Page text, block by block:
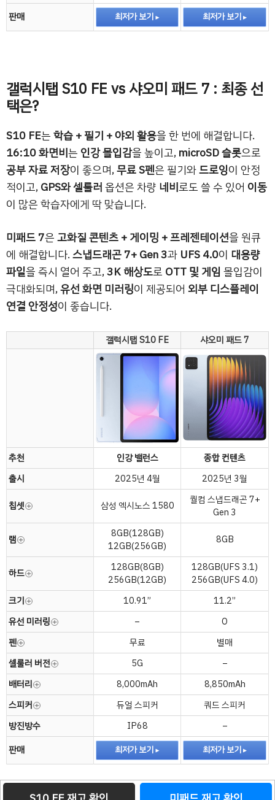
판매
최저가 보기 최저가 보기
갤럭시탭 S10 FE vs 샤오미 패드 7 : 최종 선
택은?
S10 FE는학습 + 필기 + 야외 활용을 한 번에 해결합니다.
16:10 화면비는 인강 몰입감을 높이고,microSD 슬롯으로
공부 자료 저장이 좋으며,무료 S펜은 필기와드로잉이 안정
적이고,GPS와 셀룰러옵션은 차량 네비로도 쓸 수 있어 이동
이 많은 학습자에게 딱 맞습니다.
미패드 7은고화질 콘텐츠 + 게이밍 + 프레젠테이션을 원큐
에 해결합니다.스냅드래곤 7+ Gen 3과 UFS 4.0이 대용량
파일을 즉시 열어 주고,3K 해상도로 OTT 및 게임 몰입감이
극대화되며,유선 화면 미러링이 제공되어 외부 디스플레이
연결 안정성이 좋습니다.
갤럭시탭 S10 FE 샤오미 패드 7
추천 인강 밸런스
종합 컨텐츠
출시
2025년 4월
2025년 3월
칩셋
삼성 엑시노스 1580
퀄컴 스냅드래곤 7+
Gen 3
램
8GB(128GB)
12GB(256GB)
8GB
하드
128GB(8GB)
256GB(12GB)
128GB(UFS 3.1)
256GB(UFS 4.0)
크기
10.91”
11.2”
유선 미러링
–
O
펜
무료
별매
셀룰러 버전
5G
–
배터리
8,000mAh
8,850mAh
스피커
듀얼 스피커
쿼드 스피커
방진방수
IP68
–
판매
최저가 보기 최저가 보기